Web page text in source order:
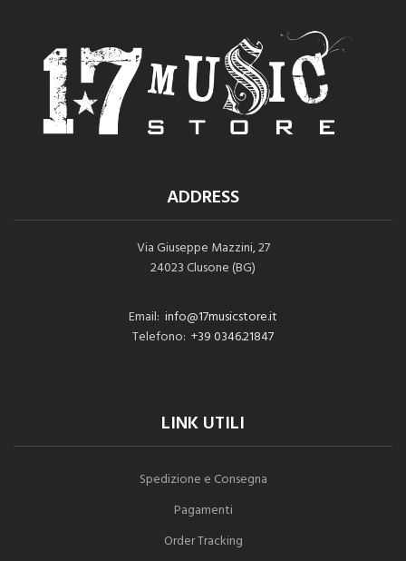
ADDRESS
Via Giuseppe Mazzini, 27
24023 Clusone (BG)
Email: info@17musicstore.it
Telefono: +39 0346.21847
LINK UTILI
Spedizione e Consegna
Pagamenti
Order Tracking